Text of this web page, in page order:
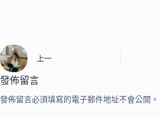
上一
發佈留言
發佈留言必須填寫的電子郵件地址不會公開。